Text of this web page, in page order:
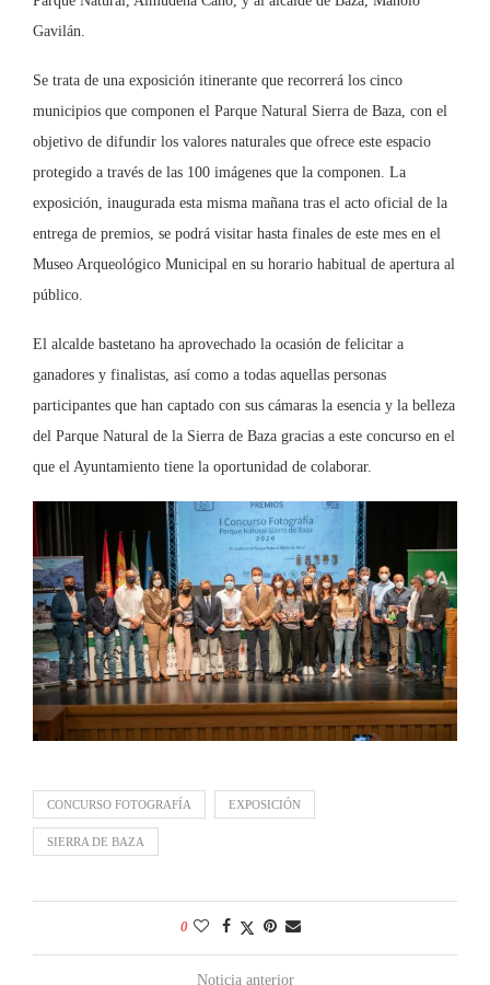
Gavilán.
Se trata de una exposición itinerante que recorrerá los cinco
municipios que componen el Parque Natural Sierra de Baza, con el
objetivo de difundir los valores naturales que ofrece este espacio
protegido a través de las 100 imágenes que la componen. La
exposición, inaugurada esta misma mañana tras el acto oficial de la
entrega de premios, se podrá visitar hasta finales de este mes en el
Museo Arqueológico Municipal en su horario habitual de apertura al
público.
El alcalde bastetano ha aprovechado la ocasión de felicitar a
ganadores y finalistas, así como a todas aquellas personas
participantes que han captado con sus cámaras la esencia y la belleza
del Parque Natural de la Sierra de Baza gracias a este concurso en el
que el Ayuntamiento tiene la oportunidad de colaborar.
CONCURSO FOTOGRAFÍA EXPOSICIÓN
SIERRA DE BAZA
0
Noticia anterior